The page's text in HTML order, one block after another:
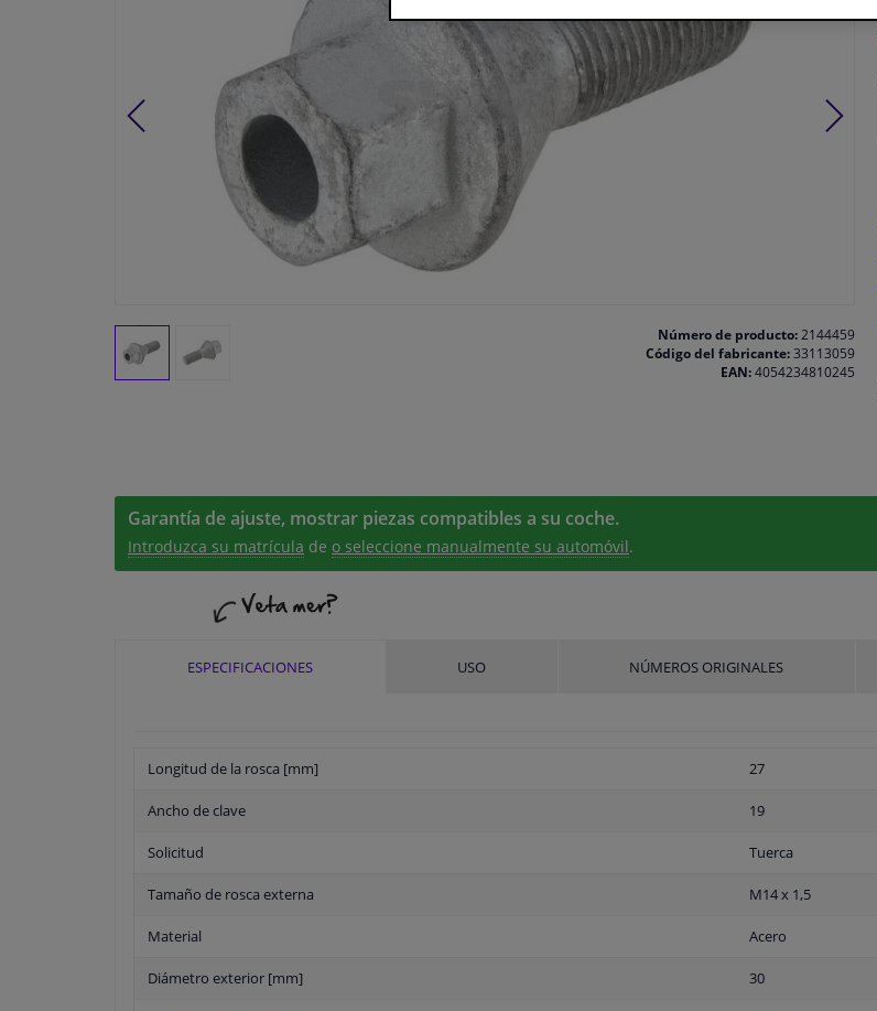
Número de producto:2144459
Código del fabricante:33113059
EAN:4054234810245
Garantía de ajuste, mostrar piezas compatibles a su coche.
Introduzca su matrícula de o seleccione manualmente su automóvil.
ESPECIFICACIONES USO NÚMEROS ORIGINALES
Longitud de la rosca [mm] 27
Ancho de clave 19
Solicitud Tuerca
Tamaño de rosca externa M14 x 1,5
Material Acero
Diámetro exterior [mm] 30